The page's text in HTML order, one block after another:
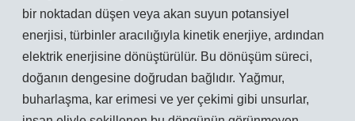
bir noktadan düşen veya akan suyun potansiyel
enerjisi, türbinler aracılığıyla kinetik enerjiye, ardından
elektrik enerjisine dönüştürülür. Bu dönüşüm süreci,
doğanın dengesine doğrudan bağlıdır. Yağmur,
buharlaşma, kar erimesi ve yer çekimi gibi unsurlar,